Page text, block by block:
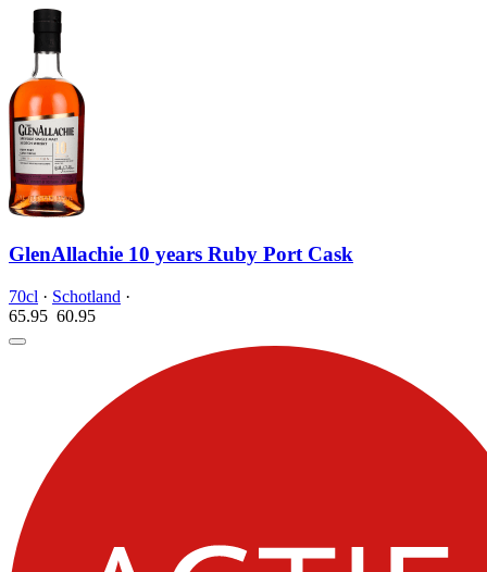
GlenAllachie 10 years Ruby Port Cask
70cl · Schotland ·
65.95 60.95